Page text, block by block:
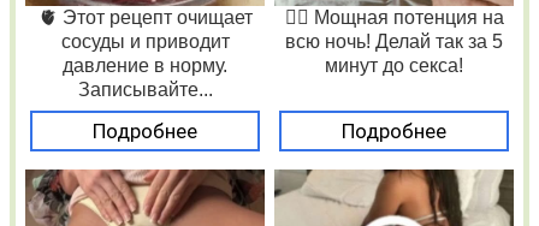
🫀 Этот рецепт очищает
сосуды и приводит
давление в норму.
Записывайте...
Подробнее
❤️‍🔥 Мощная потенция на
всю ночь! Делай так за 5
минут до секса!
Подробнее